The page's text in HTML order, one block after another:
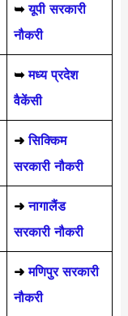
➥ यूपी सरकारी
नौकरी
➥ मध्य प्रदेश
वैकेंसी
➜ सिक्किम
सरकारी नौकरी
➜ नागालैंड
सरकारी नौकरी
➜ मणिपुर सरकारी
नौकरी